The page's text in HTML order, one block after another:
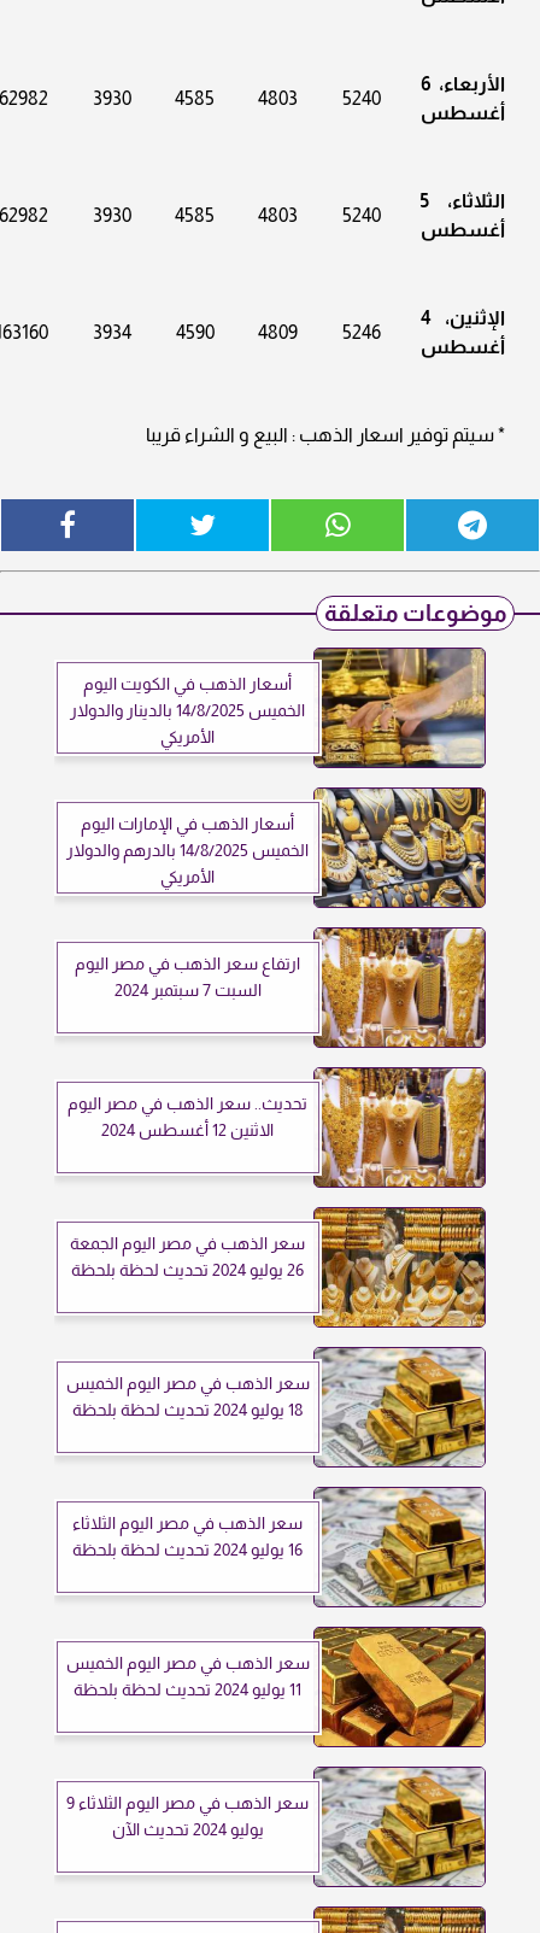
الأربعاء، 6
أغسطس
5240
4803
4585
3930
الثلاثاء، 5
أغسطس
5240
4803
4585
3930
الإثنين، 4
أغسطس
5246
4809
4590
3934
* سيتم توفير اسعار الذهب : البيع و الشراء قريبا
موضوعات متعلقة
أسعار الذهب في الكويت اليوم
الخميس 14/8/2025 بالدينار والدولار
الأمريكي
أسعار الذهب في الإمارات اليوم
الخميس 14/8/2025 بالدرهم والدولار
الأمريكي
ارتفاع سعر الذهب في مصر اليوم
السبت 7 سبتمبر 2024
تحديث.. سعر الذهب في مصر اليوم
الاثنين 12 أغسطس 2024
سعر الذهب في مصر اليوم الجمعة
26 يوليو 2024 تحديث لحظة بلحظة
سعر الذهب في مصر اليوم الخميس
18 يوليو 2024 تحديث لحظة بلحظة
سعر الذهب في مصر اليوم الثلاثاء
16 يوليو 2024 تحديث لحظة بلحظة
سعر الذهب في مصر اليوم الخميس
11 يوليو 2024 تحديث لحظة بلحظة
سعر الذهب في مصر اليوم الثلاثاء 9
يوليو 2024 تحديث الآن